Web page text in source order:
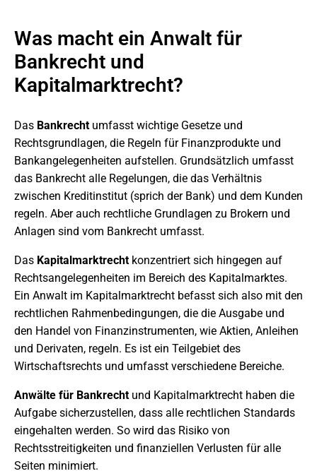
Was macht ein Anwalt für
Bankrecht und
Kapitalmarktrecht?
Das Bankrecht umfasst wichtige Gesetze und
Rechtsgrundlagen, die Regeln für Finanzprodukte und
Bankangelegenheiten aufstellen. Grundsätzlich umfasst
das Bankrecht alle Regelungen, die das Verhältnis
zwischen Kreditinstitut (sprich der Bank) und dem Kunden
regeln. Aber auch rechtliche Grundlagen zu Brokern und
Anlagen sind vom Bankrecht umfasst.
Das Kapitalmarktrecht konzentriert sich hingegen auf
Rechtsangelegenheiten im Bereich des Kapitalmarktes.
Ein Anwalt im Kapitalmarktrecht befasst sich also mit den
rechtlichen Rahmenbedingungen, die die Ausgabe und
den Handel von Finanzinstrumenten, wie Aktien, Anleihen
und Derivaten, regeln. Es ist ein Teilgebiet des
Wirtschaftsrechts und umfasst verschiedene Bereiche.
Anwälte für Bankrecht und Kapitalmarktrecht haben die
Aufgabe sicherzustellen, dass alle rechtlichen Standards
eingehalten werden. So wird das Risiko von
Rechtsstreitigkeiten und finanziellen Verlusten für alle
Seiten minimiert.